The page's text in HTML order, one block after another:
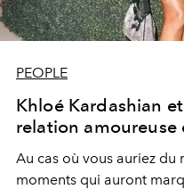
PEOPLE
Khloé Kardashian
relation amoureuse
Au cas où vous auriez du
moments qui auront